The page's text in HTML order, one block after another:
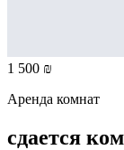
1 500 ₪
Аренда комнат
сдается